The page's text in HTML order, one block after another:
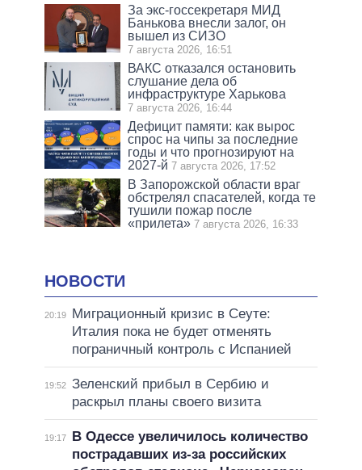
За экс-госсекретаря МИД
Банькова внесли залог, он
вышел из СИЗО
7 августа 2026, 16:51
ВАКС отказался остановить
слушание дела об
инфраструктуре Харькова
7 августа 2026, 16:44
Дефицит памяти: как вырос
спрос на чипы за последние
годы и что прогнозируют на
2027-й 7 августа 2026, 17:52
В Запорожской области враг
обстрелял спасателей, когда те
тушили пожар после
«прилета» 7 августа 2026, 16:33
НОВОСТИ
20:19
Миграционный кризис в Сеуте:
Италия пока не будет отменять
пограничный контроль с Испанией
19:52 Зеленский прибыл в Сербию и
раскрыл планы своего визита
19:17
В Одессе увеличилось количество
пострадавших из-за российских